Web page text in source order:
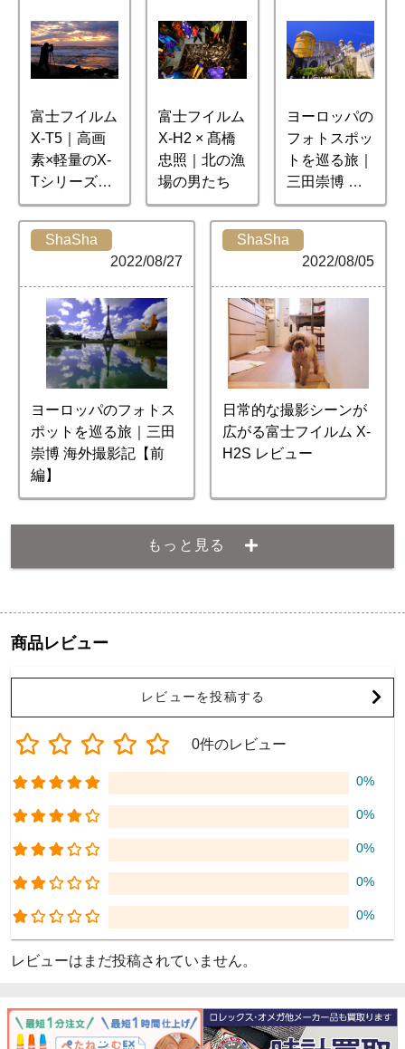
富士フイルム
X-T5｜高画
素×軽量のX-
Tシリーズ最
新機種レビュ
ー
富士フイルム
X-H2 × 髙橋
忠照｜北の漁
場の男たち
ヨーロッパの
フォトスポッ
トを巡る旅｜
三田崇博 海
外撮影記【後
編】
ShaSha
2022/08/27
ヨーロッパのフォトス
ポットを巡る旅｜三田
崇博 海外撮影記【前
編】
ShaSha
2022/08/05
日常的な撮影シーンが
広がる富士フイルム X-
H2S レビュー
もっと見る
商品レビュー
レビューを投稿する
0件のレビュー
0%
0%
0%
0%
0%
レビューはまだ投稿されていません。